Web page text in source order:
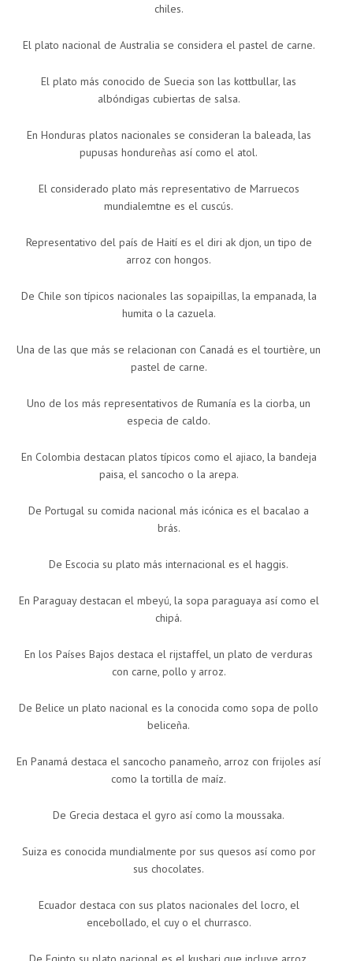
chiles.
El plato nacional de Australia se considera el pastel de carne.
El plato más conocido de Suecia son las kottbullar, las
albóndigas cubiertas de salsa.
En Honduras platos nacionales se consideran la baleada, las
pupusas hondureñas así como el atol.
El considerado plato más representativo de Marruecos
mundialemtne es el cuscús.
Representativo del país de Haití es el diri ak djon, un tipo de
arroz con hongos.
De Chile son típicos nacionales las sopaipillas, la empanada, la
humita o la cazuela.
Una de las que más se relacionan con Canadá es el tourtière, un
pastel de carne.
Uno de los más representativos de Rumanía es la ciorba, un
especia de caldo.
En Colombia destacan platos típicos como el ajiaco, la bandeja
paisa, el sancocho o la arepa.
De Portugal su comida nacional más icónica es el bacalao a
brás.
De Escocia su plato más internacional es el haggis.
En Paraguay destacan el mbeyú, la sopa paraguaya así como el
chipá.
En los Países Bajos destaca el rijstaffel, un plato de verduras
con carne, pollo y arroz.
De Belice un plato nacional es la conocida como sopa de pollo
beliceña.
En Panamá destaca el sancocho panameño, arroz con frijoles así
como la tortilla de maíz.
De Grecia destaca el gyro así como la moussaka.
Suiza es conocida mundialmente por sus quesos así como por
sus chocolates.
Ecuador destaca con sus platos nacionales del locro, el
encebollado, el cuy o el churrasco.